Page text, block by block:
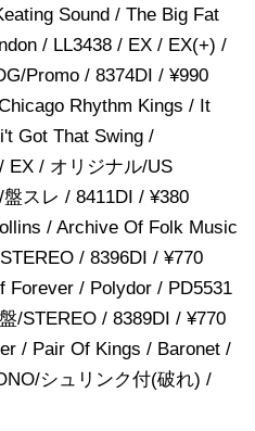
Sound / The Big Fat
/ LL3438 / EX / EX(+) /
Promo / 8374DI / ¥990
Rhythm Kings / It
Got That Swing /
EX / オリジナル/US
スレ / 8411DI / ¥380
/ Archive Of Folk Music
/ 8396DI / ¥770
Forever / Polydor / PD5531
/STEREO / 8389DI / ¥770
/ Pair Of Kings / Baronet /
シュリンク付(破れ) /